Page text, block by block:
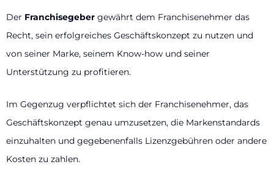
Der Franchisegeber gewährt dem Franchisenehmer das
Recht, sein erfolgreiches Geschäftskonzept zu nutzen und
von seiner Marke, seinem Know-how und seiner
Unterstützung zu profitieren.
Im Gegenzug verpflichtet sich der Franchisenehmer, das
Geschäftskonzept genau umzusetzen, die Markenstandards
einzuhalten und gegebenenfalls Lizenzgebühren oder andere
Kosten zu zahlen.